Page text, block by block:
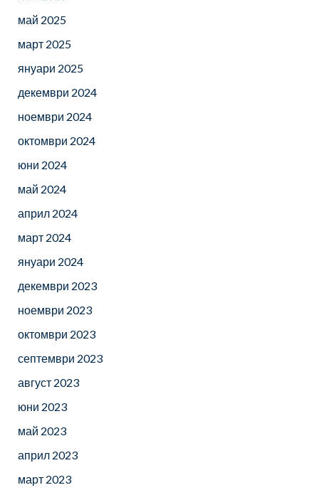
май 2025
март 2025
януари 2025
декември 2024
ноември 2024
октомври 2024
юни 2024
май 2024
април 2024
март 2024
януари 2024
декември 2023
ноември 2023
октомври 2023
септември 2023
август 2023
юни 2023
май 2023
април 2023
март 2023